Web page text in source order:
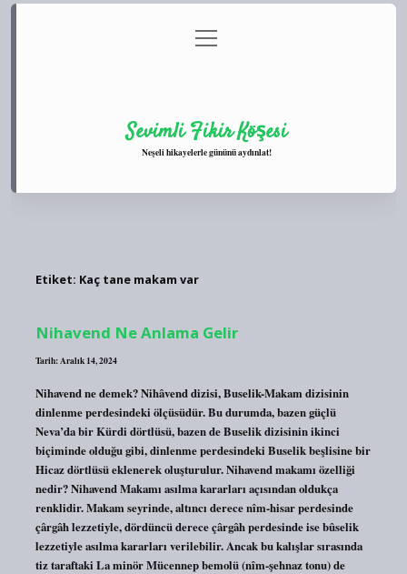
Gizlilik Politikası
menüyü
aç
Sevimli Fikir Köşesi
Neşeli hikayelerle gününü aydınlat!
Etiket: Kaç tane makam var
Nihavend Ne Anlama Gelir
Tarih: Aralık 14, 2024
Nihavend ne demek? Nihâvend dizisi, Buselik-Makam dizisinin
dinlenme perdesindeki ölçüsüdür. Bu durumda, bazen güçlü
Neva’da bir Kürdi dörtlüsü, bazen de Buselik dizisinin ikinci
biçiminde olduğu gibi, dinlenme perdesindeki Buselik beşlisine bir
Hicaz dörtlüsü eklenerek oluşturulur. Nihavend makamı özelliği
nedir? Nihavend Makamı asılma kararları açısından oldukça
renklidir. Makam seyrinde, altıncı derece nîm-hisar perdesinde
çârgâh lezzetiyle, dördüncü derece çârgâh perdesinde ise bûselik
lezzetiyle asılma kararları verilebilir. Ancak bu kalışlar sırasında
tiz taraftaki La minör Mücennep bemolü (nîm-şehnaz tonu) de